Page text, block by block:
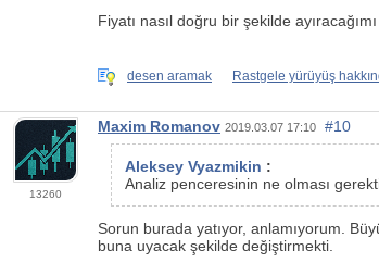
Fiyatı nasıl doğru bir şekilde
desen aramak Rastgele yürüyüş
13260
Maxim Romanov 2019.03.07 17:10 #10
Aleksey Vyazmikin :
Analiz penceresinin ne olması
Sorun burada yatıyor, anlamıyorum.
buna uyacak şekilde değiştirmekti.